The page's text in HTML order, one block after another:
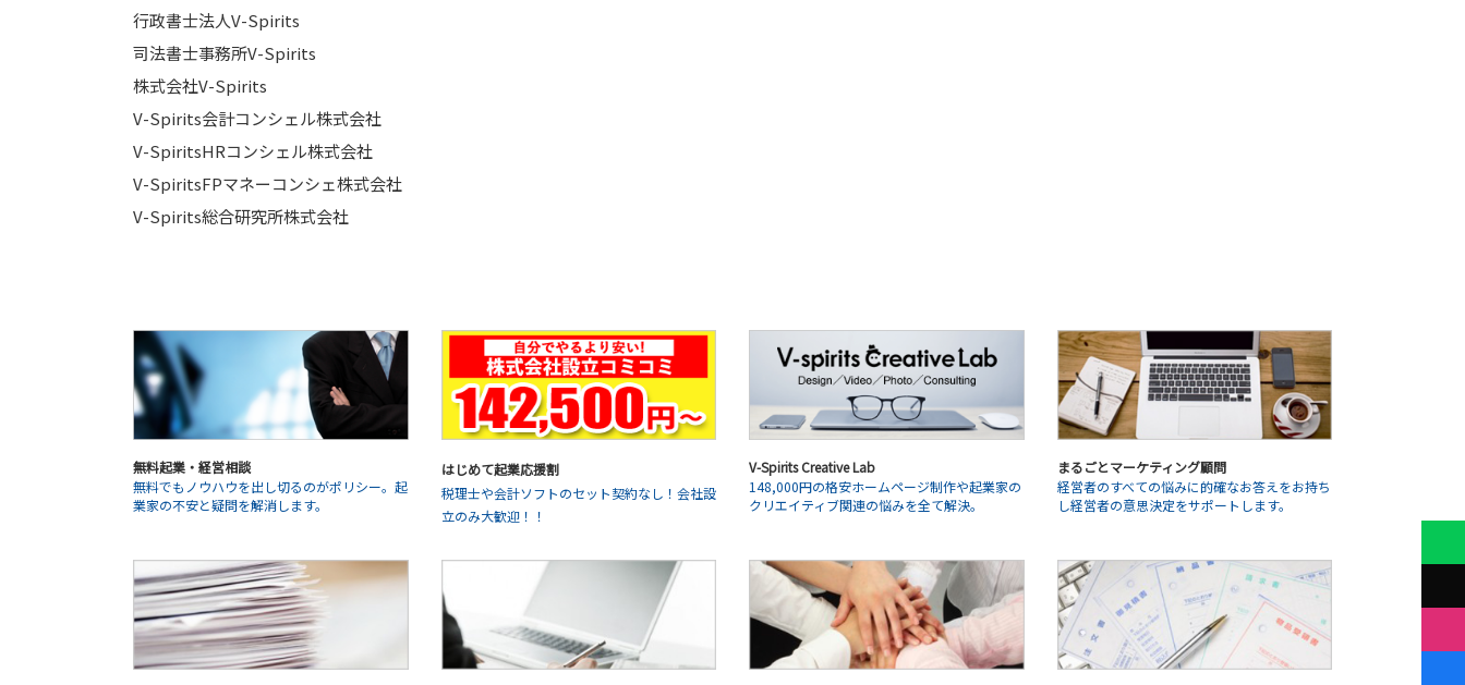
行政書士法人V-Spirits
司法書士事務所V-Spirits
株式会社V-Spirits
V-Spirits会計コンシェル株式会社
V-SpiritsHRコンシェル株式会社
V-SpiritsFPマネーコンシェ株式会社
V-Spirits総合研究所株式会社
無料起業・経営相談
無料でもノウハウを出し切るのがポリシー。起
業家の不安と疑問を解消します。
はじめて起業応援割
税理士や会計ソフトのセット契約なし！会社設
立のみ大歓迎！！
V-Spirits Creative Lab
148,000円の格安ホームページ制作や起業家の
クリエイティブ関連の悩みを全て解決。
まるごとマーケティング顧問
経営者のすべての悩みに的確なお答えをお持ち
し経営者の意思決定をサポートします。